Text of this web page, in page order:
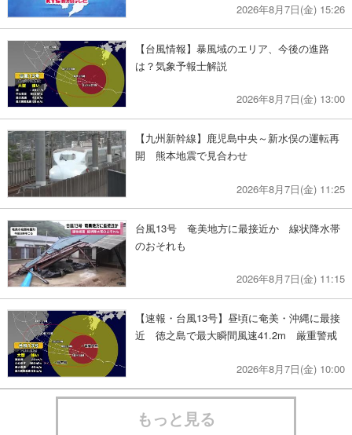
2026年8月7日(金) 15:26
【台風情報】暴風域のエリア、今後の進路
は？気象予報士解説
2026年8月7日(金) 13:00
【九州新幹線】鹿児島中央～新水俣の運転再
開 熊本地震で見合わせ
2026年8月7日(金) 11:25
台風13号 奄美地方に最接近か 線状降水帯
のおそれも
2026年8月7日(金) 11:15
【速報・台風13号】昼頃に奄美・沖縄に最接
近 徳之島で最大瞬間風速41.2m 厳重警戒
2026年8月7日(金) 10:00
もっと見る